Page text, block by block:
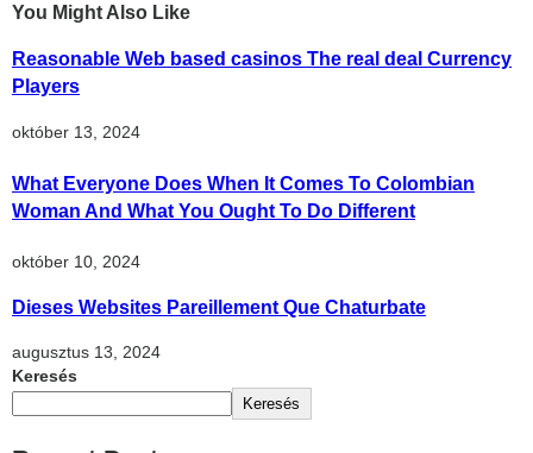
You Might Also Like
Reasonable Web based casinos The real deal Currency
Players
október 13, 2024
What Everyone Does When It Comes To Colombian
Woman And What You Ought To Do Different
október 10, 2024
Dieses Websites Pareillement Que Chaturbate
augusztus 13, 2024
Keresés
Keresés